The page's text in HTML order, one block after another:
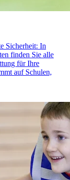
Sicherheit: In
finden Sie alle
für Ihre
auf Schulen,